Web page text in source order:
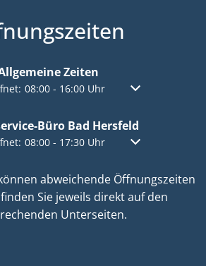
Zeiten
weitere Öffnungs- oder Schließzeiten
08:00- 16:00Uhr Von 08:00 bis
Büro Bad Hersfeld
weitere Öffnungs- oder Schließzeiten
08:00- 17:30Uhr Von 08:00 bis
abweichende Öffnungszeiten
Sie jeweils direkt auf den
Unterseiten.